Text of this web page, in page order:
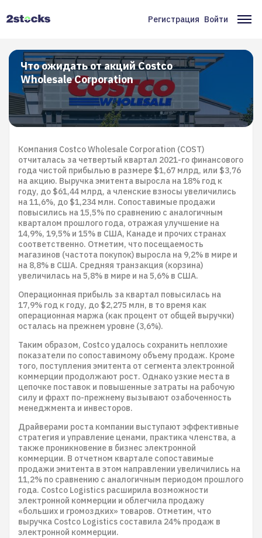
Меню
учётной
записи
пользователя
Регистрация Войти
Что ожидать от акций Costco
Wholesale Corporation
Компания Costco Wholesale Corporation (COST)
отчиталась за четвертый квартал 2021-го финансового
года чистой прибылью в размере $1,67 млрд, или $3,76
на акцию. Выручка эмитента выросла на 18% год к
году, до $61,44 млрд, а членские взносы увеличились
на 11,6%, до $1,234 млн. Сопоставимые продажи
повысились на 15,5% по сравнению с аналогичным
кварталом прошлого года, отражая улучшение на
14,9%, 19,5% и 15% в США, Канаде и прочих странах
соответственно. Отметим, что посещаемость
магазинов (частота покупок) выросла на 9,2% в мире и
на 8,8% в США. Средняя транзакция (корзина)
увеличилась на 5,8% в мире и на 5,6% в США.
Операционная прибыль за квартал повысилась на
17,9% год к году, до $2,275 млн, в то время как
операционная маржа (как процент от общей выручки)
осталась на прежнем уровне (3,6%).
Таким образом, Costco удалось сохранить неплохие
показатели по сопоставимому объему продаж. Кроме
того, поступления эмитента от сегмента электронной
коммерции продолжают рост. Однако узкие места в
цепочке поставок и повышенные затраты на рабочую
силу и фрахт по-прежнему вызывают озабоченность
менеджмента и инвесторов.
Драйверами роста компании выступают эффективные
стратегия и управление ценами, практика членства, а
также проникновение в бизнес электронной
коммерции. В отчетном квартале сопоставимые
продажи эмитента в этом направлении увеличились на
11,2% по сравнению с аналогичным периодом прошлого
года. Costco Logistics расширила возможности
электронной коммерции и облегчила продажу
«больших и громоздких» товаров. Отметим, что
выручка Costco Logistics составила 24% продаж в
электронной коммерции.